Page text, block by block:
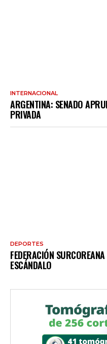
INTERNACIONAL
ARGENTINA: SENADO
PRIVADA
DEPORTES
FEDERACIÓN
ESCÁNDALO